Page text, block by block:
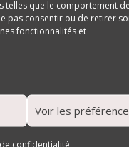
telles que le comportement de
pas consentir ou de retirer
fonctionnalités et
Voir les
confidentialité
plus tard.
avait, avant la
sans cause réelle
préalable, annonce